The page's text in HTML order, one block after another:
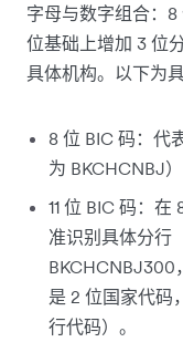
字母与数字组合：8
位基础上增加 3 位
具体机构。以下为具
8 位 BIC 码：代
为 BKCHCNBJ）
11 位 BIC 码：
准识别具体分行
BKCHCNBJ300
是 2 位国家代码
行代码）。